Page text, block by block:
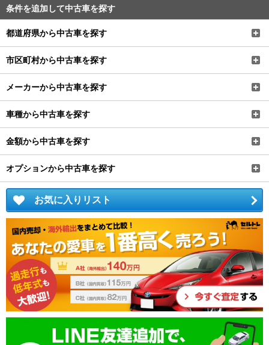
条件を追加して中古車を探す
都道府県から中古車を探す
市区町村から中古車を探す
メーカーから中古車を探す
車種から中古車を探す
金額から中古車を探す
オプションから中古車を探す
お気に入りリスト